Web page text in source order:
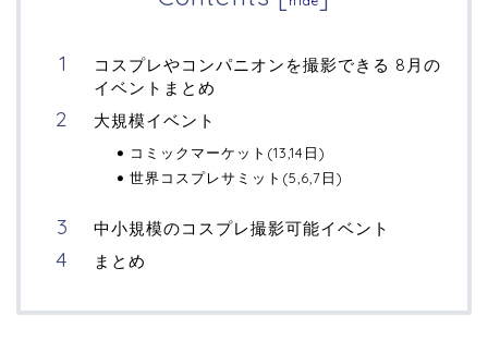
コスプレやコンパニオンを撮影できる 8月の
イベントまとめ
大規模イベント
コミックマーケット(13,14日)
世界コスプレサミット(5,6,7日)
中小規模のコスプレ撮影可能イベント
まとめ